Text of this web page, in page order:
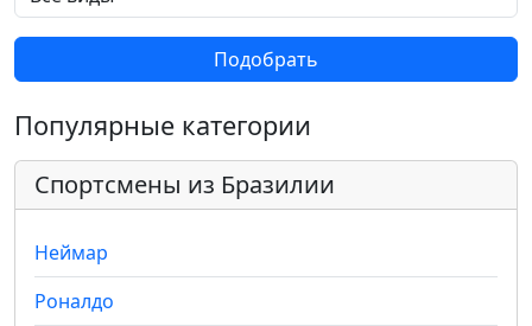
Подобрать
Популярные категории
Спортсмены из Бразилии
Неймар
Роналдо